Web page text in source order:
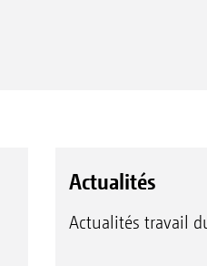
Actualités
Actualités travail